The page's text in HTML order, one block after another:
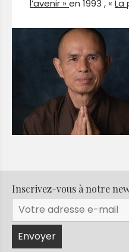
l’avenir » en 1993 , « La
Inscrivez-vous à notre